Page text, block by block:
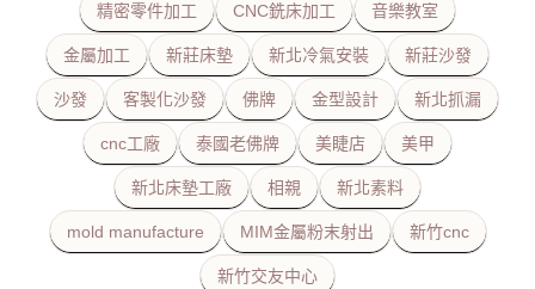
精密零件加工 CNC銑床加工 音樂教室
金屬加工 新莊床墊 新北冷氣安裝 新莊沙發
沙發 客製化沙發 佛牌 金型設計 新北抓漏
cnc工廠 泰國老佛牌 美睫店 美甲
新北床墊工廠 相親 新北素料
mold manufacture MIM金屬粉末射出 新竹cnc
新竹交友中心